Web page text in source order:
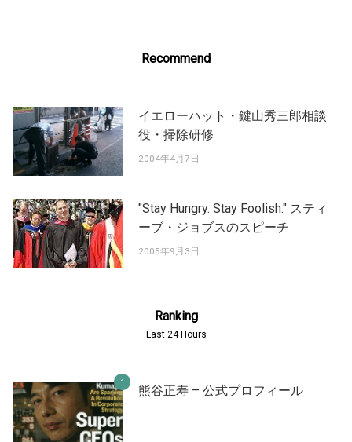
Recommend
イエローハット・鍵山秀三郎相談
役・掃除研修
2004年4月7日
"Stay Hungry. Stay Foolish." スティ
ーブ・ジョブスのスピーチ
2005年9月3日
Ranking
Last 24 Hours
熊谷正寿 – 公式プロフィール